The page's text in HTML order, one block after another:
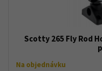
Scotty 265 Fly Rod
Na objednávku